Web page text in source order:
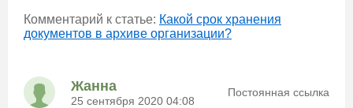
Комментарий к статье: Какой срок хранения
документов в архиве организации?
Жанна
25 сентября 2020 04:08
Постоянная ссылка